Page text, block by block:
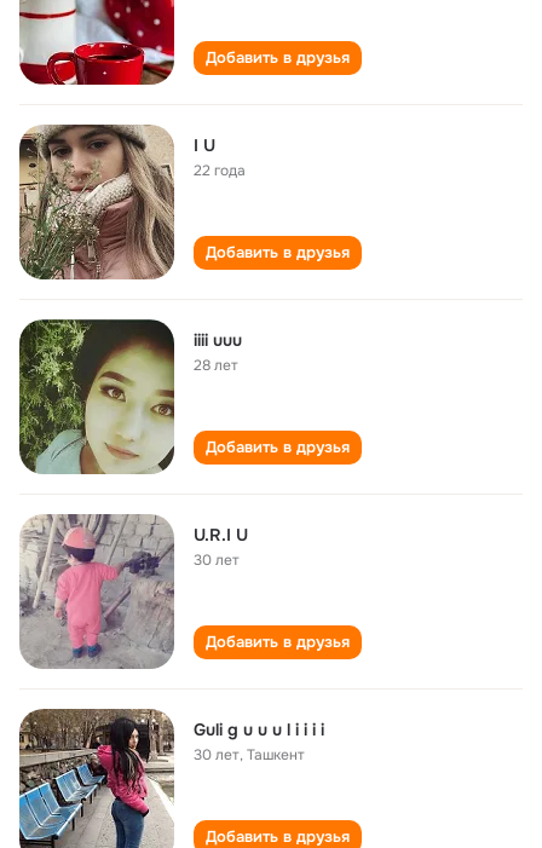
Добавить в друзья
I U
22 года
Добавить в друзья
iiii uuu
28 лет
Добавить в друзья
U.R.I U
30 лет
Добавить в друзья
Guli g u u u l i i i i
30 лет,Ташкент
Добавить в друзья